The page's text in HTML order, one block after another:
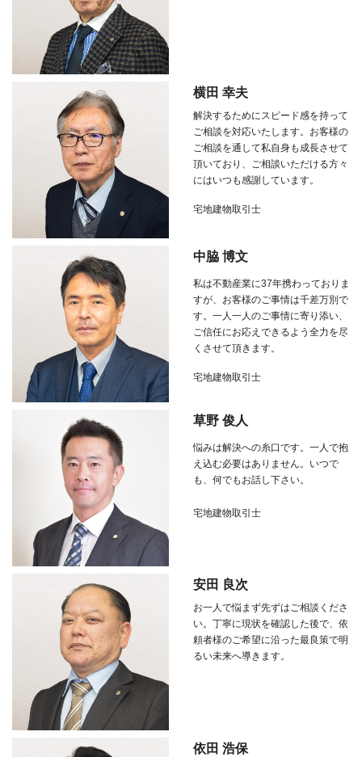
横田 幸夫
解決するためにスピード感を持って
ご相談を対応いたします。お客様の
ご相談を通して私自身も成長させて
頂いており、ご相談いただける方々
にはいつも感謝しています。
宅地建物取引士
中脇 博文
私は不動産業に37年携わっておりま
すが、お客様のご事情は千差万別で
す。一人一人のご事情に寄り添い、
ご信任にお応えできるよう全力を尽
くさせて頂きます。
宅地建物取引士
草野 俊人
悩みは解決への糸口です。一人で抱
え込む必要はありません。いつで
も、何でもお話し下さい。
宅地建物取引士
安田 良次
お一人で悩まず先ずはご相談くださ
い。丁寧に現状を確認した後で、依
頼者様のご希望に沿った最良策で明
るい未来へ導きます。
依田 浩保